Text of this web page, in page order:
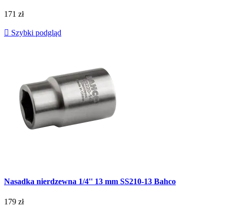
171 zł
 Szybki podgląd
Nasadka nierdzewna 1/4'' 13 mm SS210-13 Bahco
179 zł